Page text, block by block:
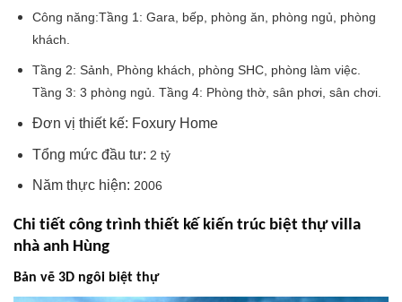
Công năng:Tầng 1: Gara, bếp, phòng ăn, phòng ngủ, phòng
khách.
Tầng 2: Sảnh, Phòng khách, phòng SHC, phòng làm việc.
Tầng 3: 3 phòng ngủ. Tầng 4: Phòng thờ, sân phơi, sân chơi.
Đơn vị thiết kế: Foxury Home
Tổng mức đầu tư: 2 tỷ
Năm thực hiện: 2006
Chi tiết công trình thiết kế kiến trúc biệt thự villa
nhà anh Hùng
Bản vẽ 3D ngôi biệt thự